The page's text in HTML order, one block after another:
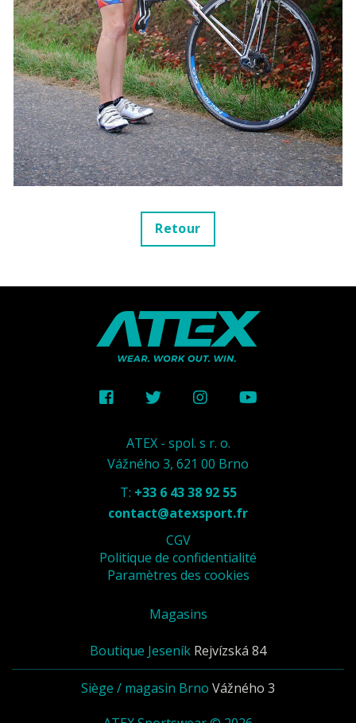
Retour
ATEX - spol. s r. o.
Vážného 3, 621 00 Brno
T: +33 6 43 38 92 55
contact@atexsport.fr
CGV
Politique de confidentialité
Paramètres des cookies
Magasins
Boutique Jeseník Rejvízská 84
Siège / magasin Brno Vážného 3